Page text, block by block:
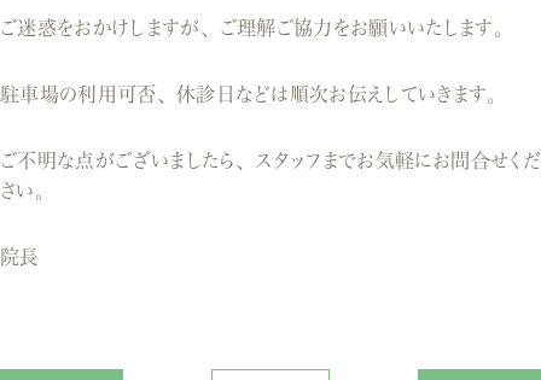
ご迷惑をおかけしますが、ご理解ご協力をお願いいたします。
駐車場の利用可否、休診日などは順次お伝えしていきます。
ご不明な点がございましたら、スタッフまでお気軽にお問合せくだ
さい。
院長